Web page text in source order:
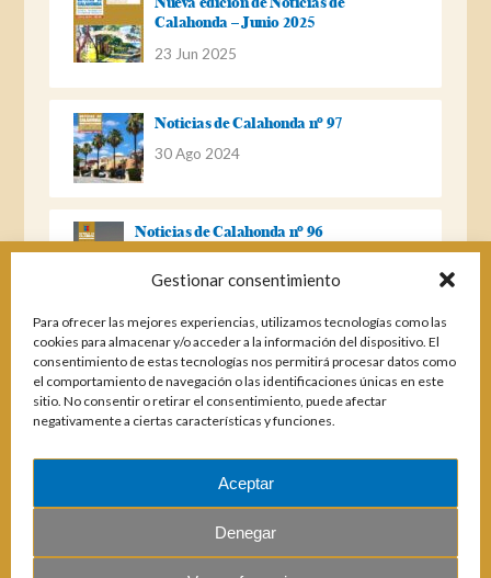
Gestionar consentimiento
Para ofrecer las mejores experiencias, utilizamos tecnologías como las
cookies para almacenar y/o acceder a la información del dispositivo. El
consentimiento de estas tecnologías nos permitirá procesar datos como
el comportamiento de navegación o las identificaciones únicas en este
sitio. No consentir o retirar el consentimiento, puede afectar
negativamente a ciertas características y funciones.
Aceptar
Denegar
Calahonda – Junio 2025
23 Jun 2025
Noticias de Calahonda nº 97
30 Ago 2024
Noticias de Calahonda nº 96
Noticias de Calahonda Nº 95
04 Ene 2023